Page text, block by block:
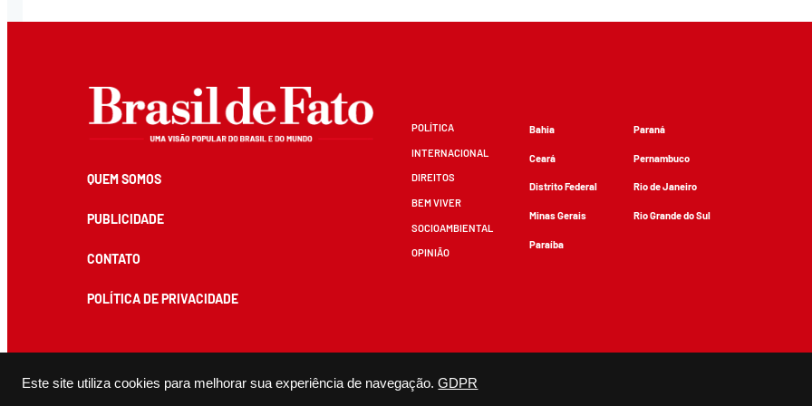
Este site utiliza cookies para melhorar sua experiência de navegação. GDPR
QUEM SOMOS
PUBLICIDADE
CONTATO
POLÍTICA DE PRIVACIDADE
POLÍTICA
INTERNACIONAL
DIREITOS
BEM VIVER
SOCIOAMBIENTAL
OPINIÃO
Bahia
Ceará
Distrito Federal
Minas Gerais
Paraíba
Paraná
Pernambuco
Rio de Janeiro
Rio Grande do Sul